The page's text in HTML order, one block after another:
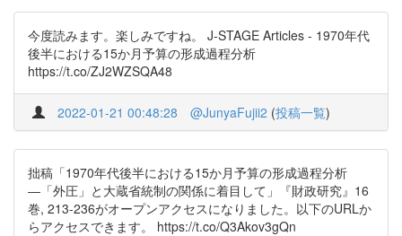
今度読みます。楽しみですね。 J-STAGE Articles - 1970年代
後半における15か月予算の形成過程分析
https://t.co/ZJ2WZSQA48
2022-01-21 00:48:28 @JunyaFujii2 (投稿一覧)
拙稿「1970年代後半における15か月予算の形成過程分析
―「外圧」と大蔵省統制の関係に着目して」『財政研究』16
巻, 213-236がオープンアクセスになりました。以下のURLか
らアクセスできます。 https://t.co/Q3Akov3gQn